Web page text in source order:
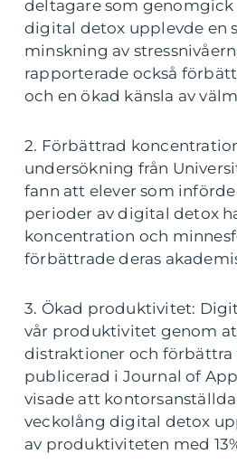
deltagare som genomgick
digital detox upplevde en
minskning av
rapporterade också
och en ökad känsla av
2. Förbättrad
undersökning från
fann att elever som
perioder av digital detox
koncentration och
förbättrade deras
3. Ökad produktivitet:
vår produktivitet genom
distraktioner och förbättra
publicerad i Journal of
visade att
veckolång digital detox
av produktiviteten med